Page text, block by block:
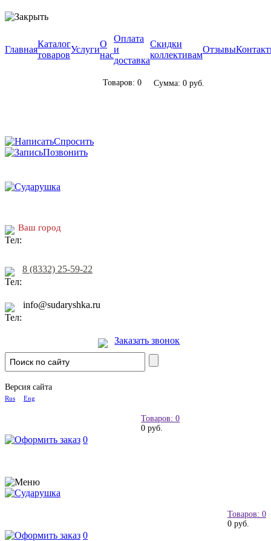
Главная
Каталог
товаров
Услуги
О
нас
Оплата
и
доставка
Скидки
коллективам
Отзывы
Товаров: 0 Сумма: 0 руб.
Спросить
Позвонить
Ваш город
8 (8332) 25-59-22
info@sudaryshka.ru
Заказать звонок
Версия сайта
Rus Eng
Товаров: 0
0 руб.
0
Товаров: 0
0 руб.
0